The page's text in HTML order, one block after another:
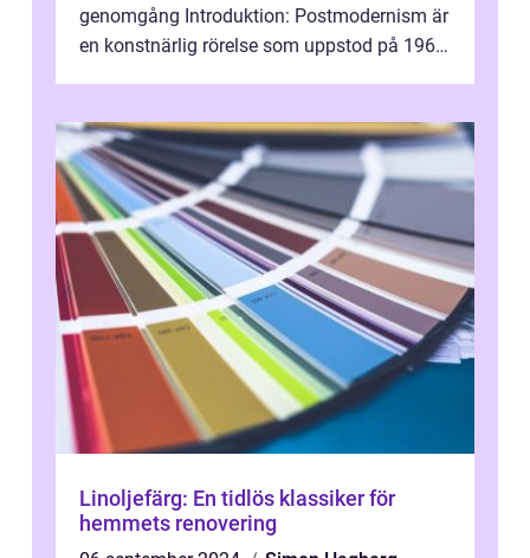
genomgång Introduktion: Postmodernism är
en konstnärlig rörelse som uppstod på 1960-
Linoljefärg: En tidlös klassiker för
hemmets renovering